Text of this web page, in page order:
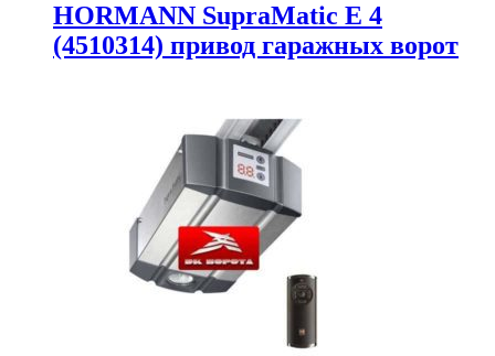
HORMANN SupraMatic E 4
(4510314) привод гаражных ворот